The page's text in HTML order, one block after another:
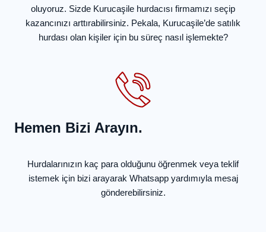
oluyoruz. Sizde Kurucaşile hurdacısı firmamızı seçip
kazancınızı arttırabilirsiniz. Pekala, Kurucaşile’de satılık
hurdası olan kişiler için bu süreç nasıl işlemekte?
Hemen Bizi Arayın.
Hurdalarınızın kaç para olduğunu öğrenmek veya teklif
istemek için bizi arayarak Whatsapp yardımıyla mesaj
gönderebilirsiniz.